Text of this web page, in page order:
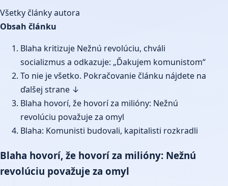
Všetky články autora
Obsah článku
Blaha kritizuje Nežnú revolúciu, chváli
socializmus a odkazuje: „Ďakujem komunistom“
To nie je všetko. Pokračovanie článku nájdete na
ďalšej strane ↓
Blaha hovorí, že hovorí za milióny: Nežnú
revolúciu považuje za omyl
Blaha: Komunisti budovali, kapitalisti rozkradli
Blaha hovorí, že hovorí za milióny: Nežnú
revolúciu považuje za omyl